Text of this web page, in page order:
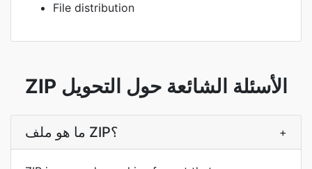
File distribution
ZIP الأسئلة الشائعة حول التحويل
ما هو ملف ZIP؟ +